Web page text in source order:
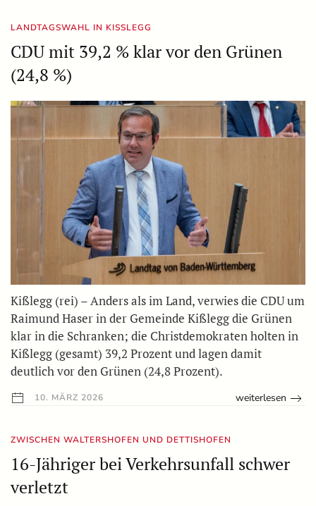
LANDTAGSWAHL IN KISSLEGG
CDU mit 39,2 % klar vor den Grünen
(24,8 %)
Kißlegg (rei) – Anders als im Land, verwies die CDU um
Raimund Haser in der Gemeinde Kißlegg die Grünen
klar in die Schranken; die Christdemokraten holten in
Kißlegg (gesamt) 39,2 Prozent und lagen damit
deutlich vor den Grünen (24,8 Prozent).
10. MÄRZ 2026 weiterlesen
ZWISCHEN WALTERSHOFEN UND DETTISHOFEN
16-Jähriger bei Verkehrsunfall schwer
verletzt